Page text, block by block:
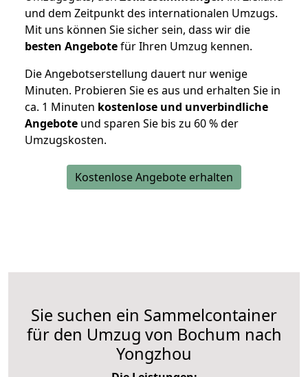
und dem Zeitpunkt des internationalen Umzugs.
Mit uns können Sie sicher sein, dass wir die
besten Angebotefür Ihren Umzug kennen.
Die Angebotserstellung dauert nur wenige
Minuten. Probieren Sie es aus und erhalten Sie in
ca. 1 Minuten kostenlose und unverbindliche
Angebote und sparen Sie bis zu 60 % der
Umzugskosten.
Kostenlose Angebote erhalten
Sie suchen ein Sammelcontainer
für den Umzug von Bochum nach
Yongzhou